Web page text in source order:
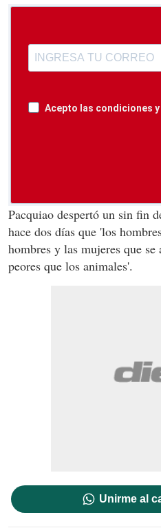
Acepto las condiciones
Pacquiao despertó un sin fin
hace dos días que 'los
hombres y las mujeres que se
peores que los animales'.
Unirme al